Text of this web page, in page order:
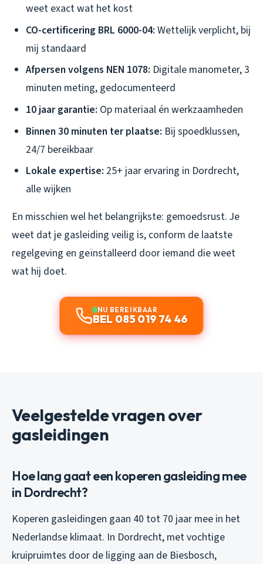
weet exact wat het kost
CO-certificering BRL 6000-04: Wettelijk verplicht, bij
mij standaard
Afpersen volgens NEN 1078: Digitale manometer, 3
minuten meting, gedocumenteerd
10 jaar garantie: Op materiaal én werkzaamheden
Binnen 30 minuten ter plaatse: Bij spoedklussen,
24/7 bereikbaar
Lokale expertise: 25+ jaar ervaring in Dordrecht,
alle wijken
En misschien wel het belangrijkste: gemoedsrust. Je
weet dat je gasleiding veilig is, conform de laatste
regelgeving en geïnstalleerd door iemand die weet
wat hij doet.
NU BEREIKBAAR
BEL 085 019 74 46
Veelgestelde vragen over
gasleidingen
Hoe lang gaat een koperen gasleiding mee
in Dordrecht?
Koperen gasleidingen gaan 40 tot 70 jaar mee in het
Nederlandse klimaat. In Dordrecht, met vochtige
kruipruimtes door de ligging aan de Biesbosch,